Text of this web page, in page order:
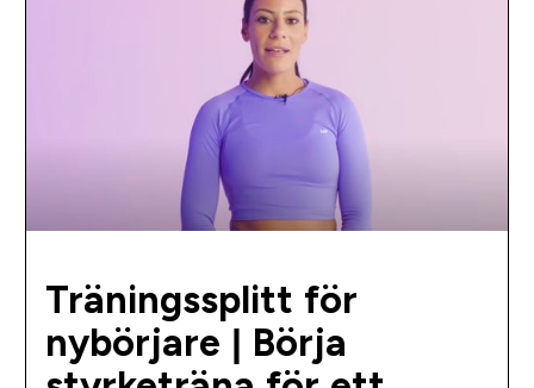
Träningssplitt för
nybörjare | Börja